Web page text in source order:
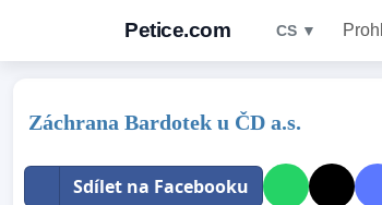
Petice.com CS ▼
Záchrana Bardotek u ČD a.s.
Sdílet na Facebooku